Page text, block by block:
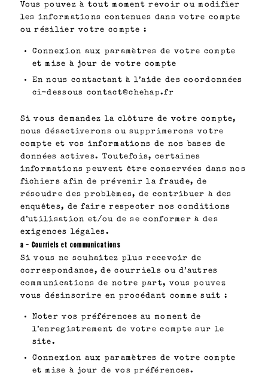
Vous pouvez à tout moment revoir ou modifier
les informations contenues dans votre compte
ou résilier votre compte :
Connexion aux paramètres de votre compte
et mise à jour de votre compte
En nous contactant à l’aide des coordonnées
ci-dessous contact@chehap.fr
Si vous demandez la clôture de votre compte,
nous désactiverons ou supprimerons votre
compte et vos informations de nos bases de
données actives. Toutefois, certaines
informations peuvent être conservées dans nos
fichiers afin de prévenir la fraude, de
résoudre des problèmes, de contribuer à des
enquêtes, de faire respecter nos conditions
d’utilisation et/ou de se conformer à des
exigences légales.
a – Courriels et communications
Si vous ne souhaitez plus recevoir de
correspondance, de courriels ou d’autres
communications de notre part, vous pouvez
vous désinscrire en procédant comme suit :
Noter vos préférences au moment de
l’enregistrement de votre compte sur le
site.
Connexion aux paramètres de votre compte
et mise à jour de vos préférences.